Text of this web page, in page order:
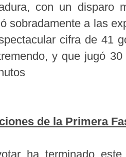
con un disparo
sobradamente a las
cifra de 41
y que jugó
de la Primera
ha terminado